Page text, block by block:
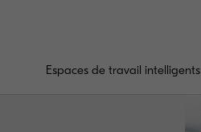
Espaces de travail intelligents